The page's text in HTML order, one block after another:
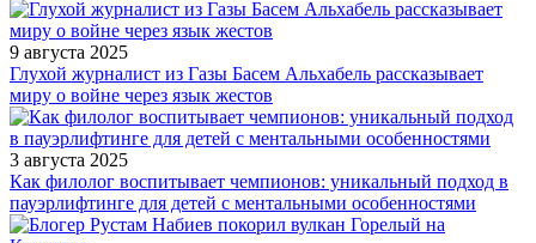
9 августа 2025
Глухой журналист из Газы Басем Альхабель рассказывает
миру о войне через язык жестов
3 августа 2025
Как филолог воспитывает чемпионов: уникальный подход в
пауэрлифтинге для детей с ментальными особенностями